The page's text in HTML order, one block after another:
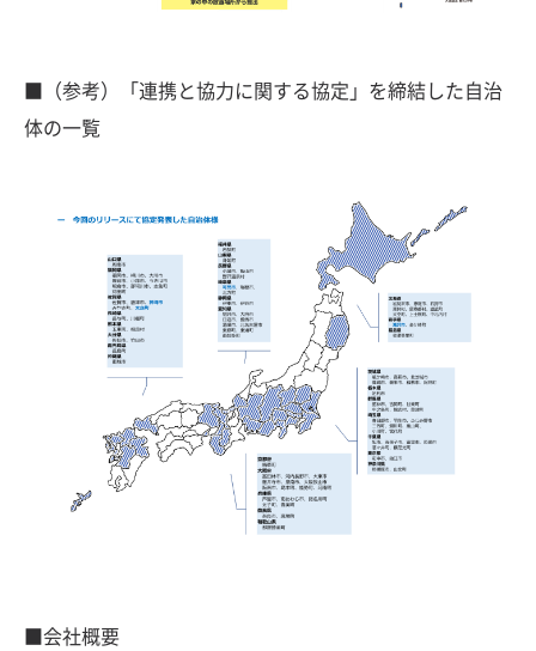
■（参考）「連携と協力に関する協定」を締結した自治
体の一覧
■会社概要